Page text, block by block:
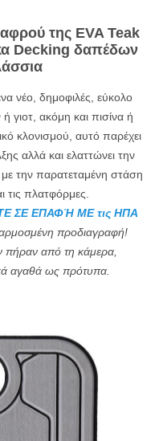
της EVA Teak
Decking δαπέδων
νέο, δημοφιλές, εύκολο
γιοτ, ακόμη και πισίνα ή
κλονισμού, αυτό παρέχει
αλλά και ελαττώνει την
την παρατεταμένη στάση
τις πλατφόρμες.
ΣΕ ΕΠΑΦΉ ΜΕ τις ΗΠΑ
προδιαγραφή!
πήραν από τη κάμερα,
αγαθά ως πρότυπα.